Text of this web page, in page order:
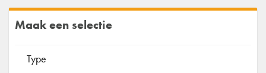
Maak een selectie
Type